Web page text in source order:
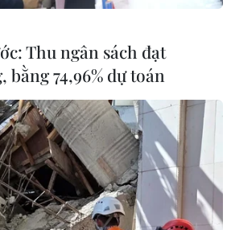
biến
kỳ
Gần 40 điểm bị sạt lở đất
do mưa lớn tại Lào Cai
05/08/2026 14:56
Thu ngân sách đạt
bằng 74,96% dự toán